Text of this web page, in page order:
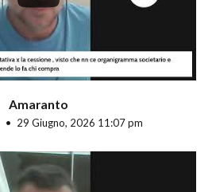
Amaranto
29 Giugno, 2026 11:07 pm